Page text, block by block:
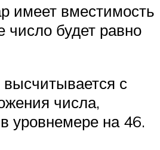
имеет вместимость
число будет равно
с
числа,
уровнемере на 46.